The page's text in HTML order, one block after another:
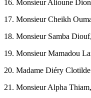
16. Monsieur Alioune
17. Monsieur Cheikh
18. Monsieur Samba
19. Monsieur Mamadou
20. Madame Diéry Clotilde
21. Monsieur Alpha